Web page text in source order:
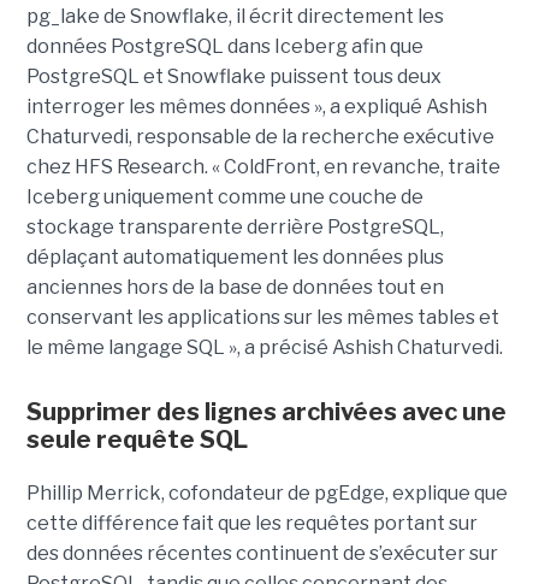
pg_lake de Snowflake, il écrit directement les
données PostgreSQL dans Iceberg afin que
PostgreSQL et Snowflake puissent tous deux
interroger les mêmes données », a expliqué Ashish
Chaturvedi, responsable de la recherche exécutive
chez HFS Research. « ColdFront, en revanche, traite
Iceberg uniquement comme une couche de
stockage transparente derrière PostgreSQL,
déplaçant automatiquement les données plus
anciennes hors de la base de données tout en
conservant les applications sur les mêmes tables et
le même langage SQL », a précisé Ashish Chaturvedi.
Supprimer des lignes archivées avec une
seule requête SQL
Phillip Merrick, cofondateur de pgEdge, explique que
cette différence fait que les requêtes portant sur
des données récentes continuent de s’exécuter sur